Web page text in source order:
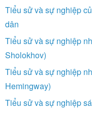
Tiểu sử và sự nghiệp
dân
Tiểu sử và sự nghiệp
Sholokhov)
Tiểu sử và sự nghiệp
Hemingway)
Tiểu sử và sự nghiệp